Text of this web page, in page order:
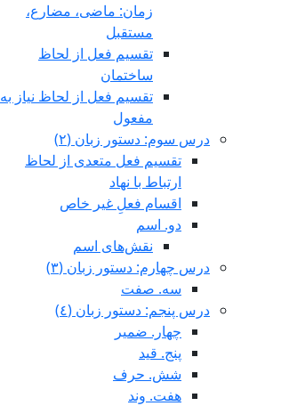
زمان: ماضی، مضارع،
مستقبل
تقسیم فعل از لحاظ
ساختمان
تقسیم فعل از لحاظ نیاز به
مفعول
درس سوم: دستور زبان (٢)
تقسیم فعل متعدی از لحاظ
ارتباط با نهاد
اقسام فعلِ غیر خاص
دو. اسم
نقش‌های اسم
درس چهارم: دستور زبان (٣)
سه. صفت
درس پنجم: دستور زبان (٤)
چهار. ضمیر
پنج. قید
شش. حرف
هفت. وند